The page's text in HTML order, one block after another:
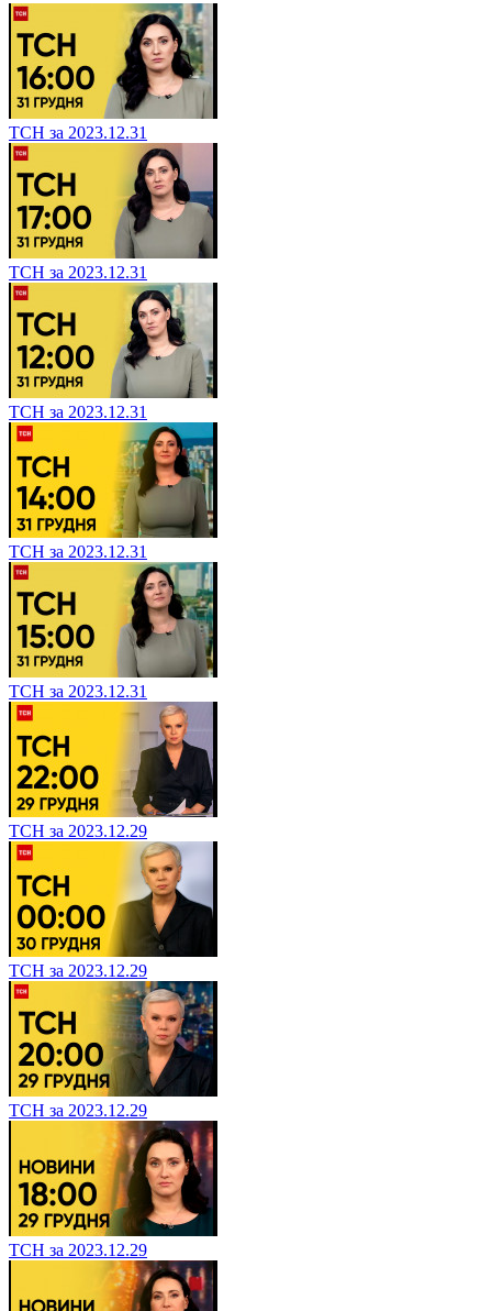
ТСН за 2023.12.31
ТСН за 2023.12.31
ТСН за 2023.12.31
ТСН за 2023.12.31
ТСН за 2023.12.31
ТСН за 2023.12.29
ТСН за 2023.12.29
ТСН за 2023.12.29
ТСН за 2023.12.29